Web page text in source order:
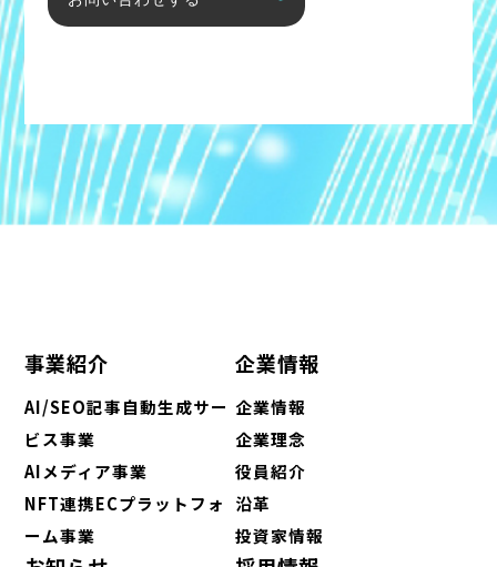
事業紹介
AI/SEO記事自動生成サー
ビス事業
AIメディア事業
NFT連携ECプラットフォ
ーム事業
企業情報
企業情報
企業理念
役員紹介
沿革
投資家情報